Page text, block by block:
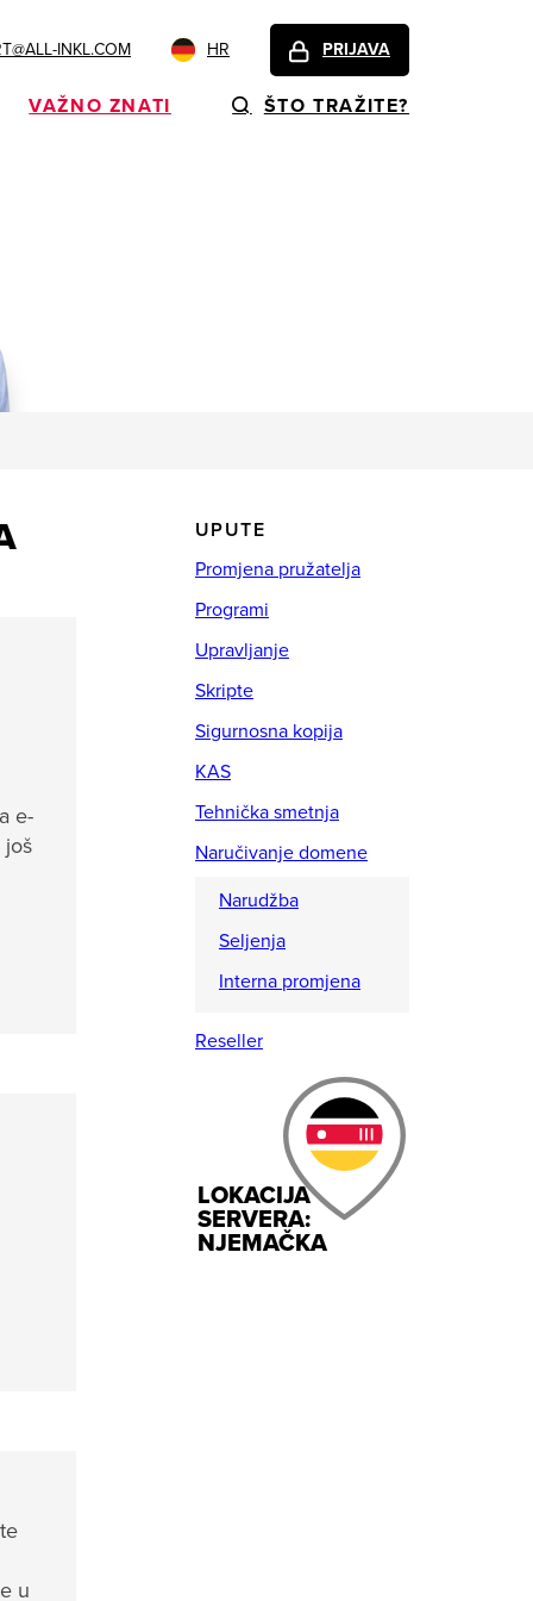
INKL.COM HR PRIJAVA
VAŽNO ZNATI ŠTO TRAŽITE?
e-
još
u
UPUTE
Promjena pružatelja
Programi
Upravljanje
Skripte
Sigurnosna kopija
KAS
Tehnička smetnja
Naručivanje domene
Narudžba
Seljenja
Interna promjena
Reseller
LOKACIJA
SERVERA:
NJEMAČKA